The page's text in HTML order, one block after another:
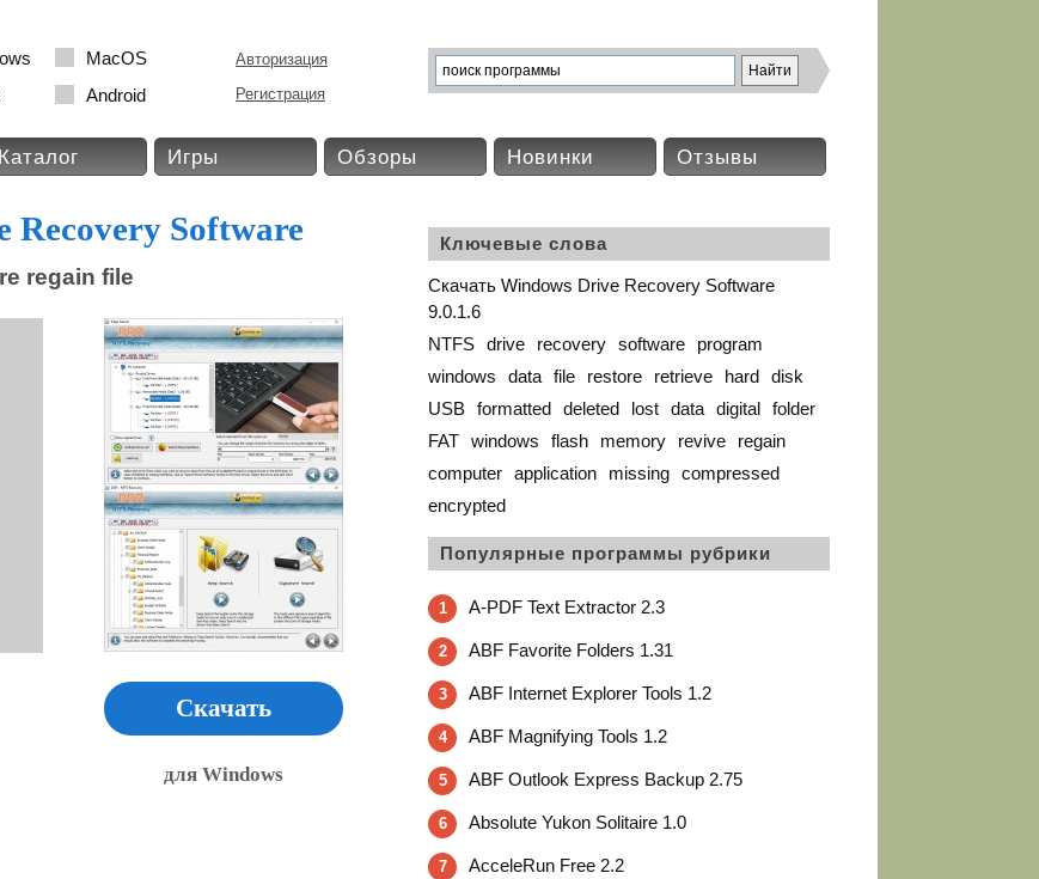
MacOS
Android
Авторизация
Регистрация
Каталог Игры Обзоры Новинки Отзывы
Recovery Software
regain file
Скачать
для Windows
Ключевые слова
Скачать Windows Drive Recovery Software
9.0.1.6
NTFS drive recovery software
program
windows
data file restore retrieve hard disk
USB formatted deleted lost data digital folder
FAT windows flash memory revive
regain
computer application missing compressed
encrypted
Популярные программы рубрики
1 A-PDF Text Extractor 2.3
2 ABF Favorite Folders 1.31
3 ABF Internet Explorer Tools 1.2
4 ABF Magnifying Tools 1.2
5 ABF Outlook Express Backup 2.75
6 Absolute Yukon Solitaire 1.0
7 AcceleRun Free 2.2